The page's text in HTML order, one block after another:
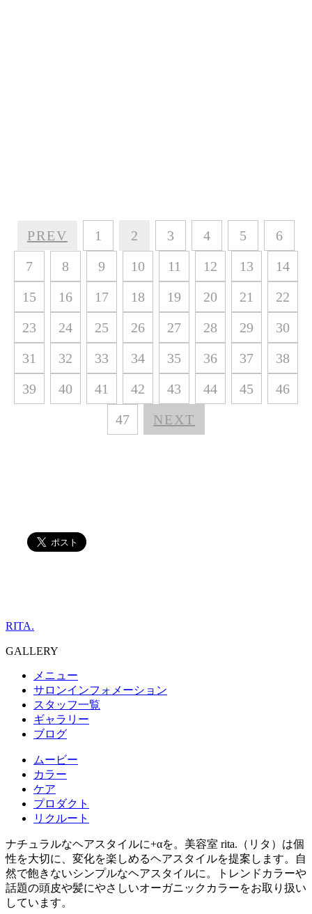
PREV 1 2 3 4 5
6
7
8 9 10 11 12 13
14
15
16 17 18 19 20 21
22
23
24 25 26 27 28 29
30
31
32 33 34 35 36 37
38
39
40 41 42 43 44 45
46
47
NEXT
RITA.
GALLERY
メニュー
サロンインフォメーション
スタッフ一覧
ギャラリー
ブログ
ムービー
カラー
ケア
プロダクト
リクルート
ナチュラルなヘアスタイルに+αを。美容室 rita.（リタ）は個
性を大切に、変化を楽しめるヘアスタイルを提案します。自
然で飽きないシンプルなヘアスタイルに。トレンドカラーや
話題の頭皮や髪にやさしいオーガニックカラーをお取り扱い
しています。